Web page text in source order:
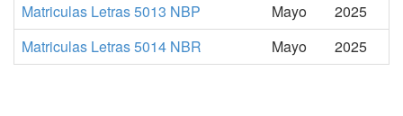
Matriculas Letras 5013 NBP
Mayo
2025
Matriculas Letras 5014 NBR
Mayo 2025